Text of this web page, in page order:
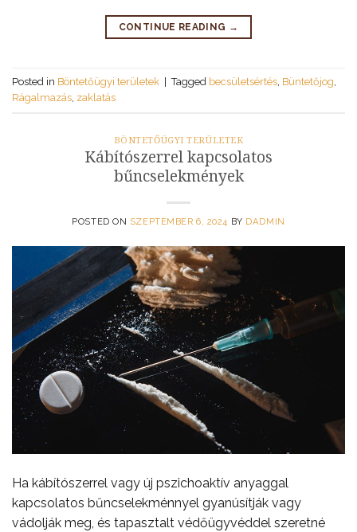
CONTINUE READING →
Posted in Böntetőügyi területek Tagged becsületsértés Büntetőjog
Rágalmazás zaklatás
BÖNTETŐÜGYI TERÜLETEK
Kábítószerrel kapcsolatos
bűncselekmények
POSTED ON SZEPTEMBER 6, 2024 BY DADMIN
Ha kábítószerrel vagy új pszichoaktív anyaggal
kapcsolatos bűncselekménnyel gyanúsítják vagy
vádolják meg, és tapasztalt védőügyvéddel szeretné